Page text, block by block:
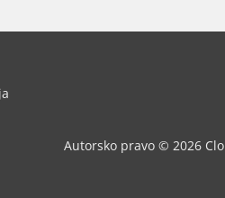
Autorsko pravo © 2026